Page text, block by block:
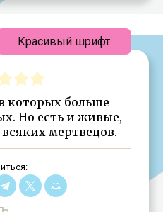
которых больше
Но есть и живые,
мертвецов.
Красивый шрифт